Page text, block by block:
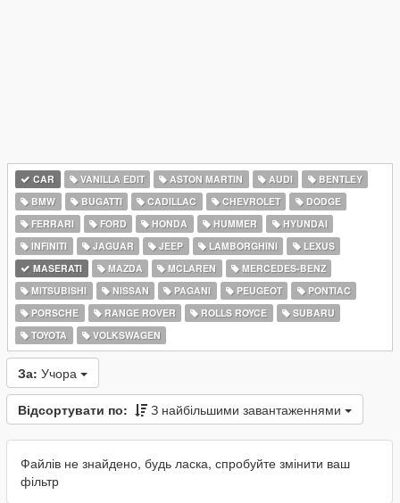
CAR VANILLA EDIT ASTON MARTIN AUDI
BENTLEY
BMW
BUGATTI CADILLAC CHEVROLET
DODGE
FERRARI
FORD HONDA HUMMER
HYUNDAI
INFINITI
JAGUAR JEEP LAMBORGHINI
LEXUS
MASERATI
MAZDA MCLAREN
MERCEDES-BENZ
MITSUBISHI
NISSAN PAGANI PEUGEOT
PONTIAC
PORSCHE
RANGE ROVER ROLLS ROYCE
SUBARU
TOYOTA
VOLKSWAGEN
За: Учора
Відсортувати по: З найбільшими завантаженнями
Файлів не знайдено, будь ласка, спробуйте змінити ваш
фільтр